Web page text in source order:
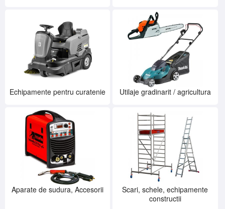
Echipamente pentru curatenie Utilaje gradinarit / agricultura
Aparate de sudura, Accesorii
Scari, schele, echipamente
constructii